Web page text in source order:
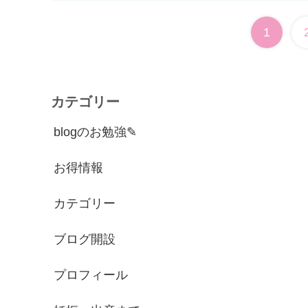
1
カテゴリー
blogのお勉強✎
お得情報
カテゴリー
ブログ開設
プロフィール